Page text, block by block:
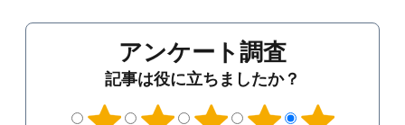
アンケート調査
記事は役に立ちましたか？